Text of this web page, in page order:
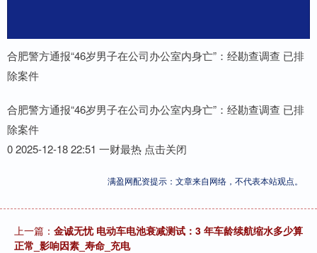
合肥警方通报“46岁男子在公司办公室内身亡”：经勘查调查 已排
除案件
合肥警方通报“46岁男子在公司办公室内身亡”：经勘查调查 已排
除案件
0 2025-12-18 22:51 一财最热 点击关闭
满盈网配资提示：文章来自网络，不代表本站观点。
上一篇： 金诚无忧 电动车电池衰减测试：3 年车龄续航缩水多少算
正常_影响因素_寿命_充电